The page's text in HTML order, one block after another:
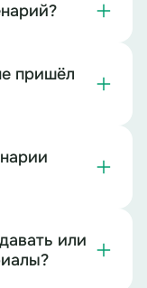
пришёл
или